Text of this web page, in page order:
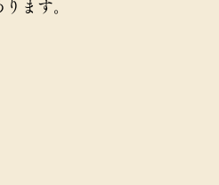
ます。